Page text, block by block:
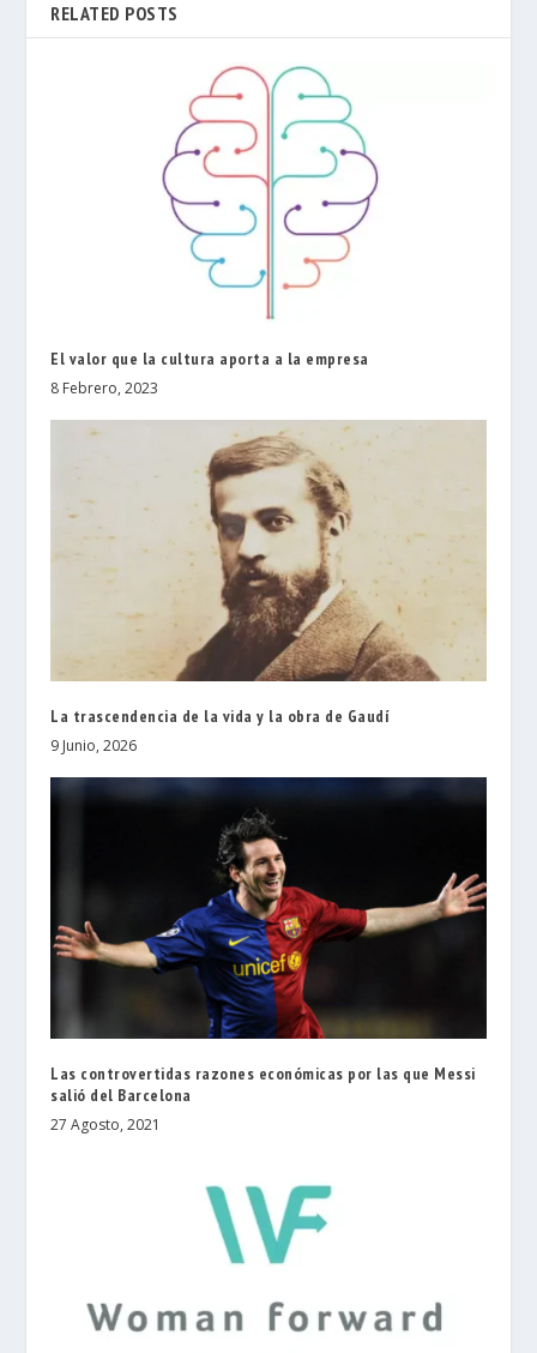
RELATED POSTS
El valor que la cultura aporta a la empresa
8 Febrero, 2023
La trascendencia de la vida y la obra de Gaudí
9 Junio, 2026
Las controvertidas razones económicas por las que Messi
salió del Barcelona
27 Agosto, 2021